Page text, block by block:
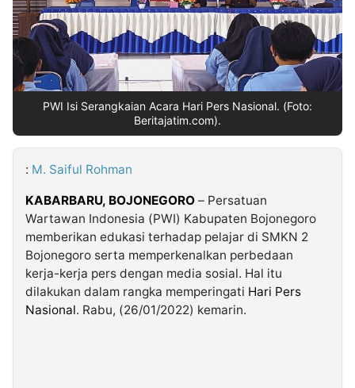
NTB
Time
IDN
Jogja
Rakyat
News
Notice
Baru
Follow
Kabarbaru
Kabarbaru.co
2026
PWI Isi Serangkaian Acara Hari Pers Nasional. (Foto:
Beritajatim.com).
: M. Saiful Rohman
KABARBARU, BOJONEGORO – Persatuan
Wartawan Indonesia (PWI) Kabupaten Bojonegoro
memberikan edukasi terhadap pelajar di SMKN 2
Bojonegoro serta memperkenalkan perbedaan
kerja-kerja pers dengan media sosial. Hal itu
dilakukan dalam rangka memperingati Hari Pers
Nasional. Rabu, (26/01/2022) kemarin.